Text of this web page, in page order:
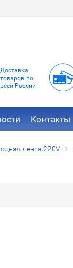
Доставка
товаров по
всей России
Контакты
лента 220V